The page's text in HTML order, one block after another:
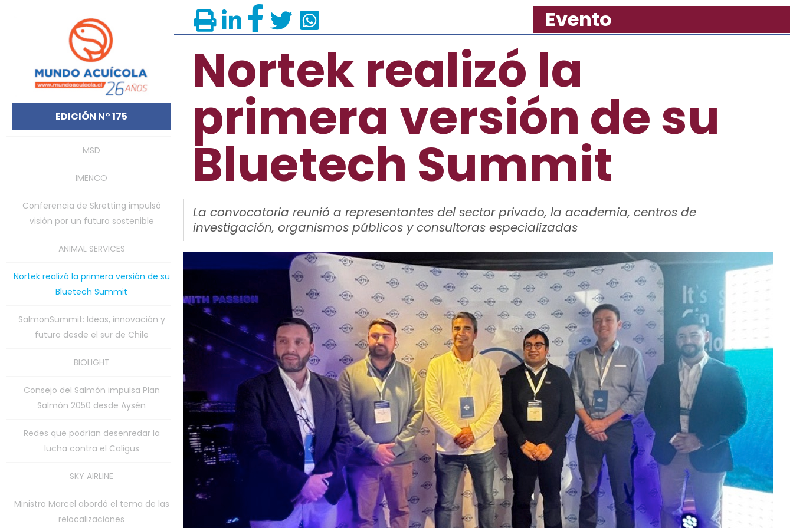
EDICIÓN N° 175
MSD
IMENCO
Conferencia de Skretting impulsó
visión por un futuro sostenible
ANIMAL SERVICES
Nortek realizó la primera versión de su
Bluetech Summit
SalmonSummit: Ideas, innovación y
futuro desde el sur de Chile
BIOLIGHT
Consejo del Salmón impulsa Plan
Salmón 2050 desde Aysén
Redes que podrían desenredar la
lucha contra el Caligus
SKY AIRLINE
Ministro Marcel abordó el tema de las
relocalizaciones
Evento
Nortek realizó la
primera versión de su
Bluetech Summit
La convocatoria reunió a representantes del sector privado, la academia, centros de
investigación, organismos públicos y consultoras especializadas